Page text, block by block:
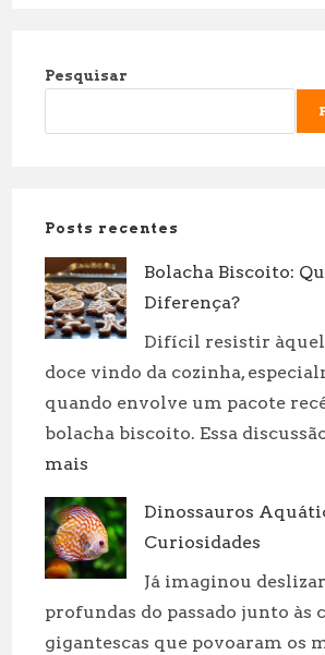
Pesquisar
Posts recentes
Bolacha Biscoito:
Diferença?
Difícil resistir
doce vindo da cozinha,
quando envolve um pacote
bolacha biscoito. Essa
mais
Biscoito:
Qual
é
Diferença?
Dinossauros
Curiosidades
Já imaginou
profundas do passado junto às
gigantescas que povoaram os